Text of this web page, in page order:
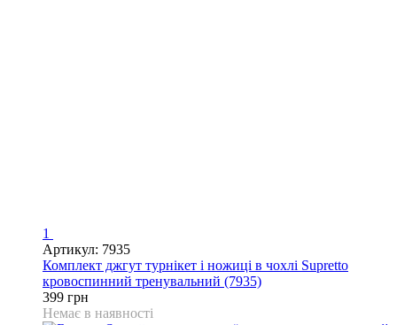
1
Артикул: 7935
Комплект джгут турнікет і ножиці в чохлі Supretto
кровоспинний тренувальний (7935)
399 грн
Немає в наявності